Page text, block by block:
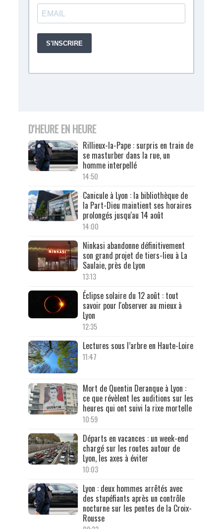
D'HEURE EN HEURE
Rillieux-la-Pape : surpris en train de
se masturber dans la rue, un
homme interpellé
14:50
Canicule à Lyon : la bibliothèque de
la Part-Dieu maintient ses horaires
prolongés jusqu'au 14 août
14:00
Ninkasi abandonne définitivement
son grand projet de tiers-lieu à La
Saulaie, près de Lyon
13:13
Éclipse solaire du 12 août : tout
savoir pour l'observer au mieux à
Lyon
12:35
Lectures sous l’arbre en Haute-Loire
11:47
Mort de Quentin Deranque à Lyon :
ce que révèlent les auditions sur les
heures qui ont suivi la rixe mortelle
10:59
Départs en vacances : un week-end
chargé sur les routes autour de
Lyon, les axes à éviter
10:03
Lyon : deux hommes arrêtés avec
des stupéfiants après un contrôle
nocturne sur les pentes de la Croix-
Rousse